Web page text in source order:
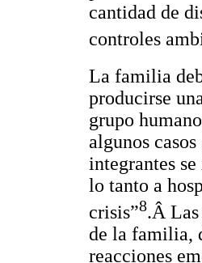
cantidad de
controles
La familia
producirse
grupo
algunos
integrantes
lo tanto a
crisis”8.Â
de la familia,
reacciones